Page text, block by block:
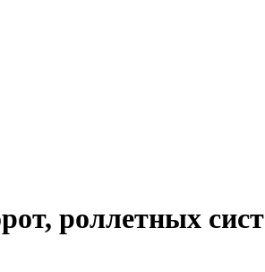
роллетных